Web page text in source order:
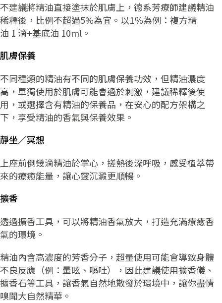
不建議將精油直接塗抹於肌膚上，德系芳療師建議精油
稀釋後，比例不超過5%為宜。以1％為例：複方精
油 1 滴+基底油 10ml。
肌膚保養
不同種類的精油有不同的肌膚保養功效，但精油濃度
高，單獨使用於肌膚可能會過於刺激，建議稀釋後使
用，或選擇含有精油的保養品，在安心的配方架構之
下，享受精油的香氣與保養效果。
靜坐／冥想
上座前倒幾滴精油於掌心，搓熱後深呼吸，感受植萃帶
來的療癒能量，讓心靈沉澱更順暢。
擴香
透過擴香工具，可以將精油香氣放大，打造充滿療癒香
氣的環境。
精油內含高濃度的芳香分子，超量使用可能會導致身體
不良反應（例：暈眩、嘔吐），因此建議使用擴香儀、
擴香石等工具，讓香氣自然地散發於環境中，讓你盡情
嗅聞大自然精華。